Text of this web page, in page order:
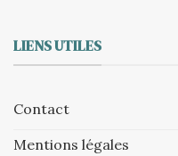
LIENS UTILES
Contact
Mentions légales